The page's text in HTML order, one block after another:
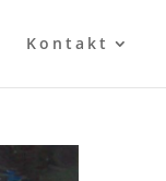
Kontakt